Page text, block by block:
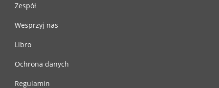
Zespół
Wesprzyj nas
Libro
Ochrona danych
Regulamin